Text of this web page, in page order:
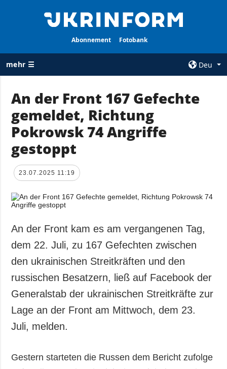
Abonnement Fotobank
mehr ☰
Deu
ALLE
RUBRIKEN
Krieg
Wiederaufbau
der Ukraine
Politik
Wirtschaft
Gesellschaft und
Kultur
Sport
Kriminalität
Notstand und
Notfälle
AGENTUR
Über uns
und zum Schutz
ZUSÄTZLICH
Interview
Fotobank
An der Front 167 Gefechte
gemeldet, Richtung
Pokrowsk 74 Angriffe
gestoppt
23.07.2025 11:19
An der Front kam es am vergangenen Tag,
dem 22. Juli, zu 167 Gefechten zwischen
den ukrainischen Streitkräften und den
russischen Besatzern, ließ auf Facebook der
Generalstab der ukrainischen Streitkräfte zur
Lage an der Front am Mittwoch, dem 23.
Juli, melden.
Gestern starteten die Russen dem Bericht zufolge